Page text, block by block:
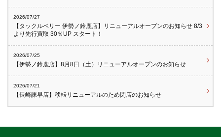
2026/07/27
【タックルベリー 伊勢ノ鈴鹿店】リニューアルオープンのお知らせ 8/3
より先行買取 30％UP スタート！
2026/07/25
【伊勢ノ鈴鹿店】8月8日（土）リニューアルオープンのお知らせ
2026/07/21
【長崎諫早店】移転リニューアルのため閉店のお知らせ